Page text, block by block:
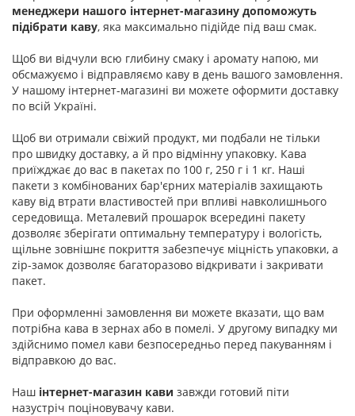
менеджери нашого інтернет-магазину допоможуть
підібрати каву, яка максимально підійде під ваш смак.
Щоб ви відчули всю глибину смаку і аромату напою, ми
обсмажуємо і відправляємо каву в день вашого замовлення.
У нашому інтернет-магазині ви можете оформити доставку
по всій Україні.
Щоб ви отримали свіжий продукт, ми подбали не тільки
про швидку доставку, а й про відмінну упаковку. Кава
приїжджає до вас в пакетах по 100 г, 250 г і 1 кг. Наші
пакети з комбінованих бар'єрних матеріалів захищають
каву від втрати властивостей при впливі навколишнього
середовища. Металевий прошарок всередині пакету
дозволяє зберігати оптимальну температуру і вологість,
щільне зовнішнє покриття забезпечує міцність упаковки, а
zip-замок дозволяє багаторазово відкривати і закривати
пакет.
При оформленні замовлення ви можете вказати, що вам
потрібна кава в зернах або в помелі. У другому випадку ми
здійснимо помел кави безпосередньо перед пакуванням і
відправкою до вас.
Наш інтернет-магазин кави завжди готовий піти
назустріч поціновувачу кави.